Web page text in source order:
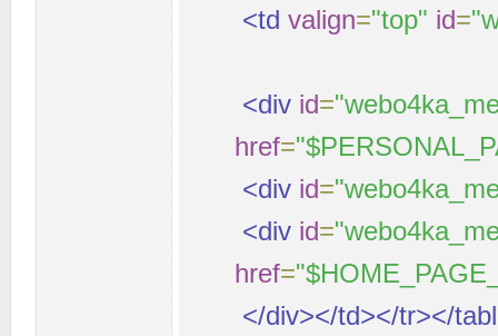
<td valign="top" id=
<div id=
href=
<div id=
<div id=
href=
</div></td></tr></